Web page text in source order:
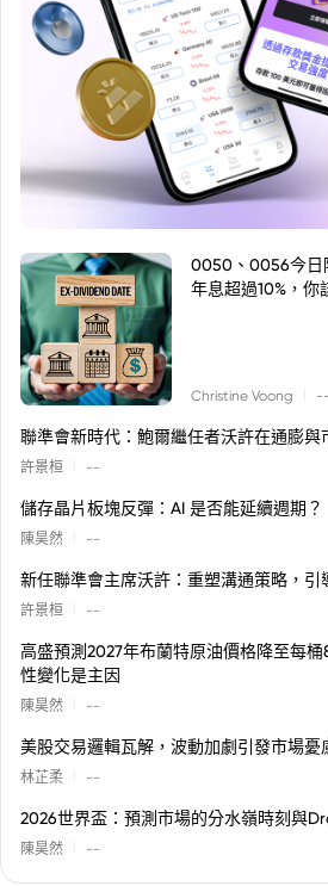
0050、0056今日
年息超過10%，你
Christine Voong
聯準會新時代：鮑爾繼任者沃許在通膨
許景桓 --
儲存晶片板塊反彈：AI 是否能延續週期？
陳昊然 --
新任聯準會主席沃許：重塑溝通策略，引
許景桓 --
高盛預測2027年布蘭特原油價格降至每
性變化是主因
陳昊然 --
美股交易邏輯瓦解，波動加劇引發市場憂
林芷柔 --
2026世界盃：預測市場的分水嶺時刻與
陳昊然 --